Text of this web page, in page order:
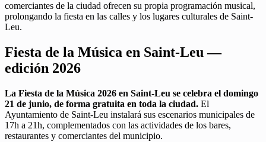
comerciantes de la ciudad ofrecen su propia programación musical,
prolongando la fiesta en las calles y los lugares culturales de Saint-
Leu.
Fiesta de la Música en Saint-Leu —
edición 2026
La Fiesta de la Música 2026 en Saint-Leu se celebra el domingo
21 de junio, de forma gratuita en toda la ciudad. El
Ayuntamiento de Saint-Leu instalará sus escenarios municipales de
17h a 21h, complementados con las actividades de los bares,
restaurantes y comerciantes del municipio.